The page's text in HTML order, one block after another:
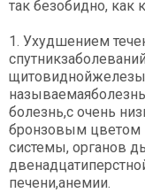
так безобидно, как
1. Ухудшением
щитовиднойжелезы
болезнь,с очень
бронзовым цветом
системы, органов
печени,анемии.